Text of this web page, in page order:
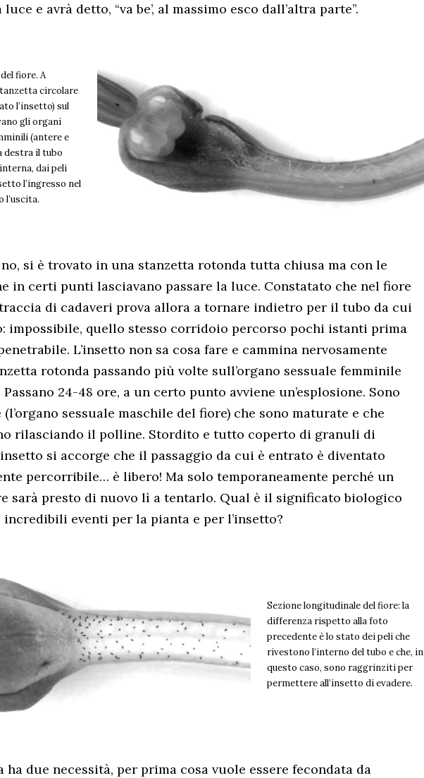
luce e avrà detto, “va be’, al massimo esco dall’altra parte”.
fiore. A
circolare
l’insetto) sul
gli organi
(antere e
destra il tubo
dai peli
l’ingresso nel
l’uscita.
no, si è trovato in una stanzetta rotonda tutta chiusa ma con le
in certi punti lasciavano passare la luce. Constatato che nel fiore
di cadaveri prova allora a tornare indietro per il tubo da cui
impossibile, quello stesso corridoio percorso pochi istanti prima
L’insetto non sa cosa fare e cammina nervosamente
rotonda passando più volte sull’organo sessuale femminile
24-48 ore, a un certo punto avviene un’esplosione. Sono
sessuale maschile del fiore) che sono maturate e che
rilasciando il polline. Stordito e tutto coperto di granuli di
si accorge che il passaggio da cui è entrato è diventato
percorribile… è libero! Ma solo temporaneamente perché un
sarà presto di nuovo lì a tentarlo. Qual è il significato biologico
eventi per la pianta e per l’insetto?
Sezione longitudinale del fiore: la
differenza rispetto alla foto
precedente è lo stato dei peli che
rivestono l’interno del tubo e che, in
questo caso, sono raggrinziti per
permettere all’insetto di evadere.
ha due necessità, per prima cosa vuole essere fecondata da